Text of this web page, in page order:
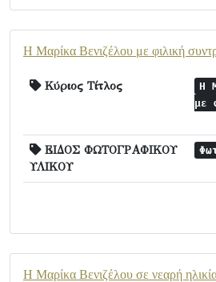
Η Μαρίκα Βενιζέλου με φιλική
Κύριος Τίτλος
Η
με
ΕΙΔΟΣ ΦΩΤΟΓΡΑΦΙΚΟΥ
ΥΛΙΚΟΥ
Η Μαρίκα Βενιζέλου σε νεαρή